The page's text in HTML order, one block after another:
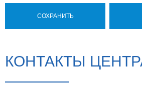
КОНТАКТЫ